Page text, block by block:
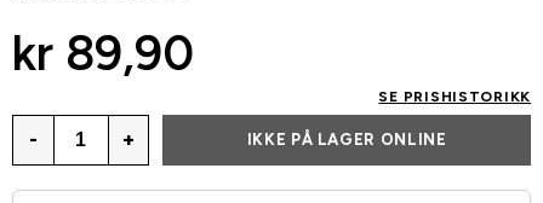
kr 89,90
SE PRISHISTORIKK
- + IKKE PÅ LAGER ONLINE